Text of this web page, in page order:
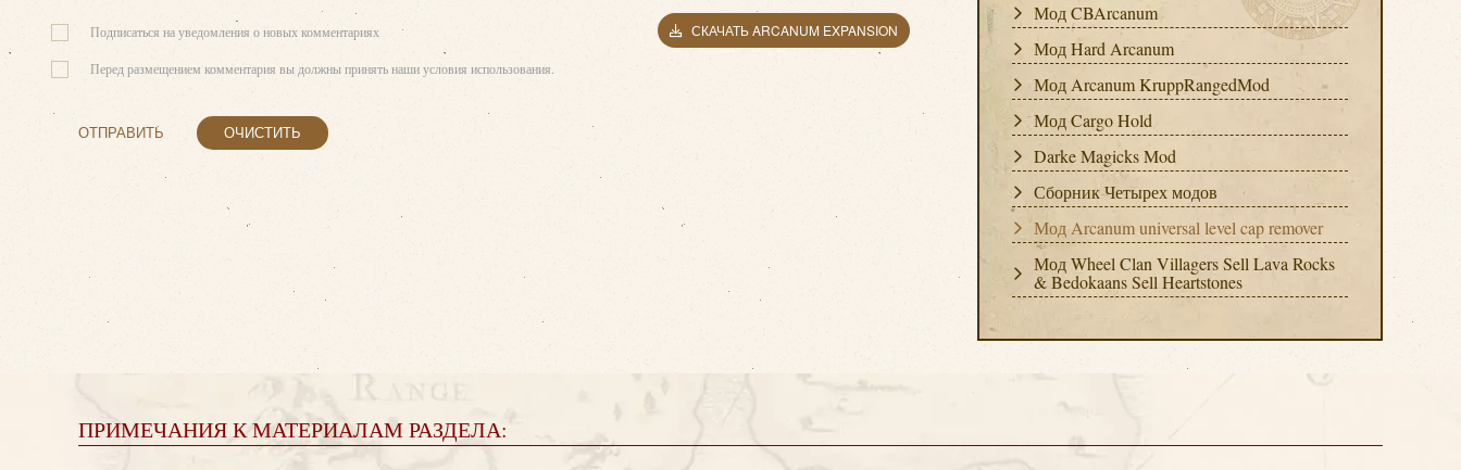
Подписаться на уведомления о новых комментариях
Перед размещением комментария вы должны принять наши условия использования.
ОТПРАВИТЬ ОЧИСТИТЬ
СКАЧАТЬ ARCANUM EXPANSION
Мод CBArcanum
Мод Hard Arcanum
Мод Arcanum KruppRangedMod
Мод Cargo Hold
Darke Magicks Mod
Сборник Четырех модов
Мод Arcanum universal level cap remover
Мод Wheel Clan Villagers Sell Lava Rocks
& Bedokaans Sell Heartstones
ПРИМЕЧАНИЯ К МАТЕРИАЛАМ РАЗДЕЛА: